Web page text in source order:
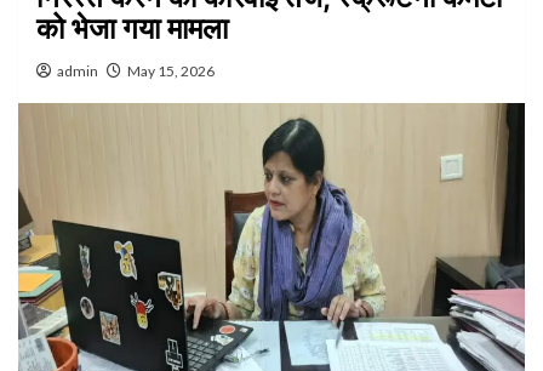
को भेजा गया मामला
admin May 15, 2026